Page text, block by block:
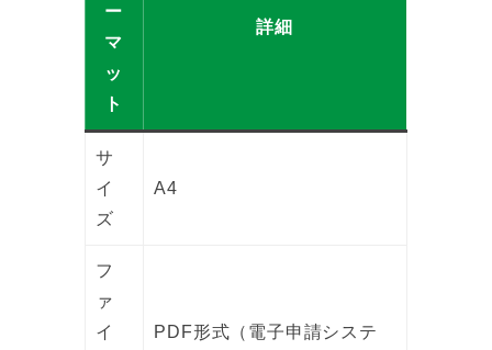
ー
マ
ッ
ト
詳細
サ
イ
ズ
A4
フ
ァ
イ
PDF形式（電子申請システ